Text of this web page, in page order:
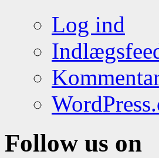
Log ind
Follow us on